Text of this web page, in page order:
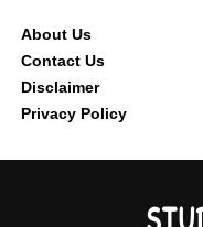
About Us
Contact Us
Disclaimer
Privacy Policy